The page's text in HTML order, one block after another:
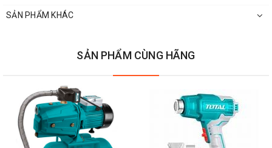
SẢN PHẨM KHÁC
SẢN PHẨM CÙNG HÃNG